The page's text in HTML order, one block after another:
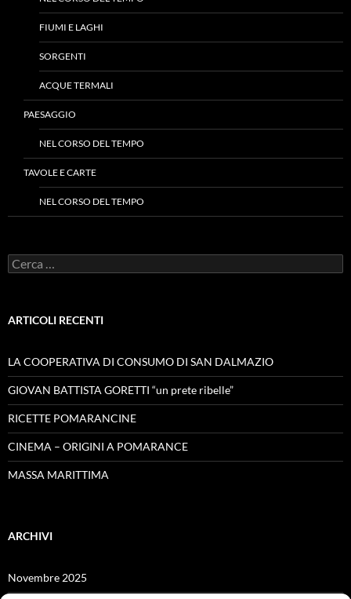
FIUMI E LAGHI
SORGENTI
ACQUE TERMALI
PAESAGGIO
NEL CORSO DEL TEMPO
TAVOLE E CARTE
NEL CORSO DEL TEMPO
Ricerca
per:
ARTICOLI RECENTI
LA COOPERATIVA DI CONSUMO DI SAN DALMAZIO
GIOVAN BATTISTA GORETTI “un prete ribelle”
RICETTE POMARANCINE
CINEMA – ORIGINI A POMARANCE
MASSA MARITTIMA
ARCHIVI
Novembre 2025